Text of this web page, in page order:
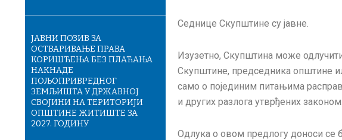
ЈАВНИ ПОЗИВ ЗА
ОСТВАРИВАЊЕ ПРАВА
КОРИШЋЕЊА БЕЗ ПЛАЋАЊА
НАКНАДЕ
ПОЉОПРИВРЕДНОГ
ЗЕМЉИШТА У ДРЖАВНОЈ
СВОЈИНИ НА ТЕРИТОРИЈИ
ОПШТИНЕ ЖИТИШТЕ ЗА
2027. ГОДИНУ
Седнице Скупштине су јавне.
Изузетно, Скупштина може
Скупштине, председника општине
само о појединим питањима
и других разлога утврђених законом.
Одлука о овом предлогу доноси се